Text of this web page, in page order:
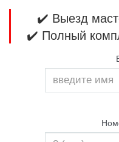
✔️ Выезд
✔️ Полный